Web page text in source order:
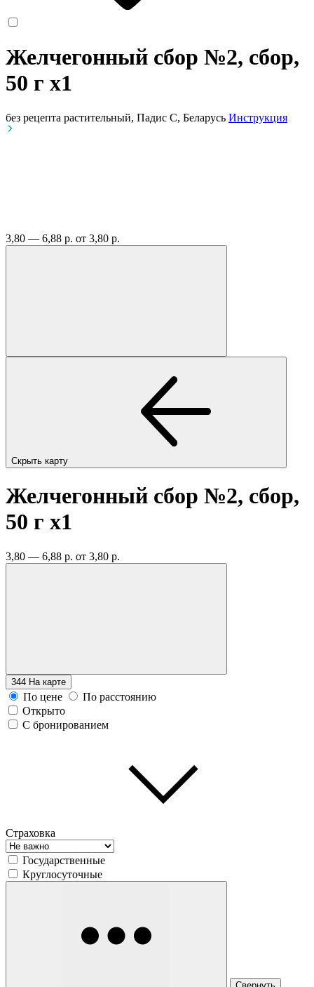
Желчегонный сбор №2, сбор,
50 г x1
без рецепта растительный, Падис С, Беларусь Инструкция
3,80 — 6,88 р. от 3,80 р.
Скрыть карту
Желчегонный сбор №2, сбор,
50 г x1
3,80 — 6,88 р. от 3,80 р.
344 На карте
По цене
По расстоянию
Открыто
С бронированием
Страховка
Государственные
Круглосуточные